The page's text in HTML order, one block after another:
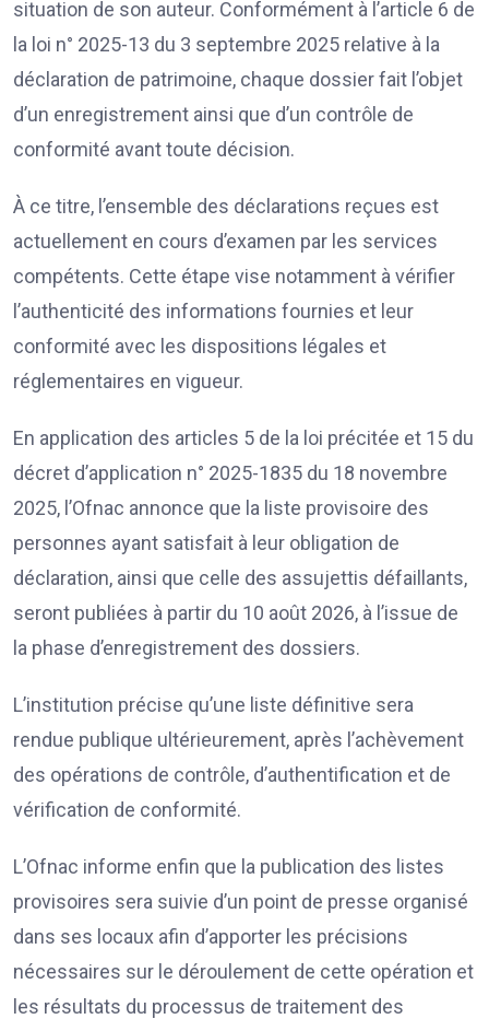
situation de son auteur. Conformément à l’article 6 de
la loi n° 2025-13 du 3 septembre 2025 relative à la
déclaration de patrimoine, chaque dossier fait l’objet
d’un enregistrement ainsi que d’un contrôle de
conformité avant toute décision.
À ce titre, l’ensemble des déclarations reçues est
actuellement en cours d’examen par les services
compétents. Cette étape vise notamment à vérifier
l’authenticité des informations fournies et leur
conformité avec les dispositions légales et
réglementaires en vigueur.
En application des articles 5 de la loi précitée et 15 du
décret d’application n° 2025-1835 du 18 novembre
2025, l’Ofnac annonce que la liste provisoire des
personnes ayant satisfait à leur obligation de
déclaration, ainsi que celle des assujettis défaillants,
seront publiées à partir du 10 août 2026, à l’issue de
la phase d’enregistrement des dossiers.
L’institution précise qu’une liste définitive sera
rendue publique ultérieurement, après l’achèvement
des opérations de contrôle, d’authentification et de
vérification de conformité.
L’Ofnac informe enfin que la publication des listes
provisoires sera suivie d’un point de presse organisé
dans ses locaux afin d’apporter les précisions
nécessaires sur le déroulement de cette opération et
les résultats du processus de traitement des